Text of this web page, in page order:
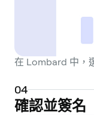
在 Lombard 中，
04
確認並簽名